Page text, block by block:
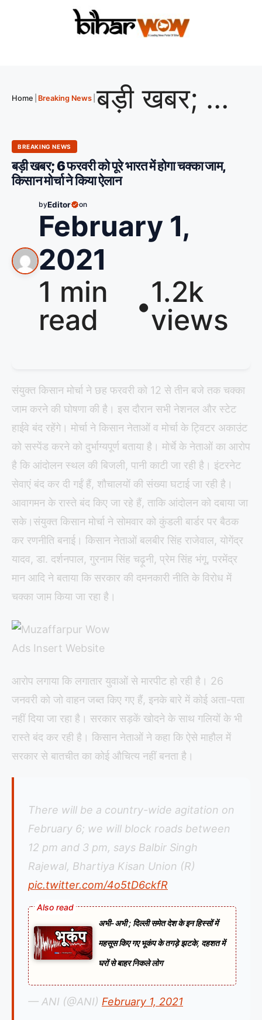
Home Breaking News बड़ी खबर; 6 फरवरी को पूरे भारत में होगा चक्का जाम, किसान मोर्चा ने किया ऐलान
BREAKING NEWS
बड़ी खबर; 6 फरवरी को पूरे भारत में होगा चक्का जाम,
किसान मोर्चा ने किया ऐलान
byEditor on
February 1,
2021
1 min
read
•1.2k
views
संयुक्त किसान मोर्चा ने छह फरवरी को 12 से तीन बजे तक चक्का
जाम करने की घोषणा की है। इस दौरान सभी नेशनल और स्टेट
हाईवे बंद रहेंगे। मोर्चा ने किसान नेताओं व मोर्चा के ट्विटर अकाउंट
को सस्पेंड करने को दुर्भाग्यपूर्ण बताया है। मोर्चे के नेताओं का आरोप
है कि आंदोलन स्थल की बिजली, पानी काटी जा रही है। इंटरनेट
सेवाएं बंद कर दी गईं हैं, शौचालयों की संख्या घटाई जा रही है।
आवागमन के रास्ते बंद किए जा रहे हैं, ताकि आंदोलन को दबाया जा
सके।संयुक्त किसान मोर्चा ने सोमवार को कुंडली बार्डर पर बैठक
कर रणनीति बनाई। किसान नेताओं बलबीर सिंह राजेवाल, योगेंद्र
यादव, डा. दर्शनपाल, गुरनाम सिंह चढ़ूनी, प्रेम सिंह भंगू, परमेंद्र
मान आदि ने बताया कि सरकार की दमनकारी नीति के विरोध में
चक्का जाम किया जा रहा है।
आरोप लगाया कि लगातार युवाओं से मारपीट हो रही है। 26
जनवरी को जो वाहन जब्त किए गए हैं, इनके बारे में कोई अता-पता
नहीं दिया जा रहा है। सरकार सड़कें खोदने के साथ गलियों के भी
रास्ते बंद कर रही है। किसान नेताओं ने कहा कि ऐसे माहौल में
सरकार से बातचीत का कोई औचित्य नहीं बनता है।
There will be a country-wide agitation on
February 6; we will block roads between
12 pm and 3 pm, says Balbir Singh
Rajewal, Bhartiya Kisan Union (R)
pic.twitter.com/4o5tD6ckfR
अभी-अभी ; दिल्ली समेत देश के इन हिस्सों में
महसूस किए गए भूकंप के तगड़े झटके, दहशत में
घरों से बाहर निकले लोग
— ANI (@ANI) February 1, 2021